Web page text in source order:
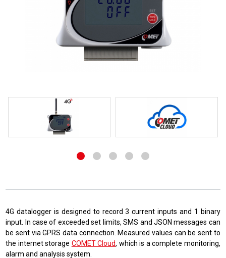
4G datalogger is designed to record 3 current inputs and 1 binary
input. In case of exceeded set limits, SMS and JSON messages can
be sent via GPRS data connection. Measured values can be sent to
the internet storage COMET Cloud, which is a complete monitoring,
alarm and analysis system